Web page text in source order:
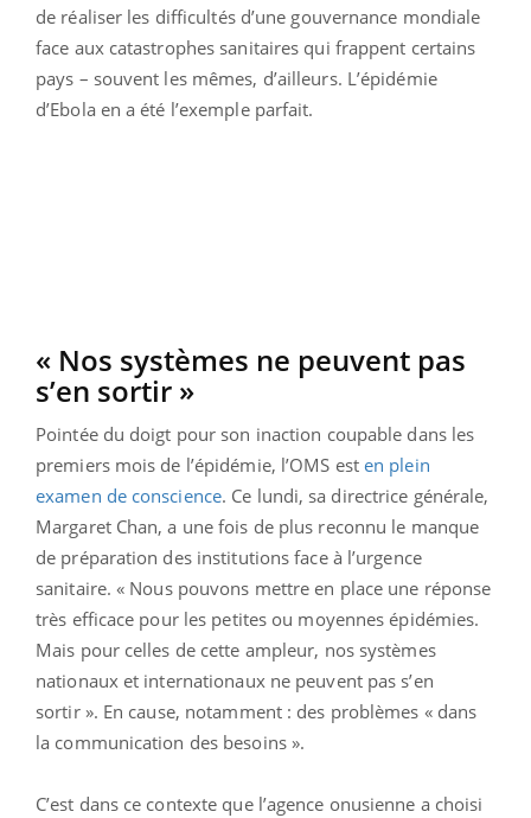
de réaliser les difficultés d’une gouvernance mondiale
face aux catastrophes sanitaires qui frappent certains
pays – souvent les mêmes, d’ailleurs. L’épidémie
d’Ebola en a été l’exemple parfait.
« Nos systèmes ne peuvent pas
s’en sortir »
Pointée du doigt pour son inaction coupable dans les
premiers mois de l’épidémie, l’OMS est en plein
examen de conscience. Ce lundi, sa directrice générale,
Margaret Chan, a une fois de plus reconnu le manque
de préparation des institutions face à l’urgence
sanitaire. « Nous pouvons mettre en place une réponse
très efficace pour les petites ou moyennes épidémies.
Mais pour celles de cette ampleur, nos systèmes
nationaux et internationaux ne peuvent pas s’en
sortir ». En cause, notamment : des problèmes « dans
la communication des besoins ».
C’est dans ce contexte que l’agence onusienne a choisi